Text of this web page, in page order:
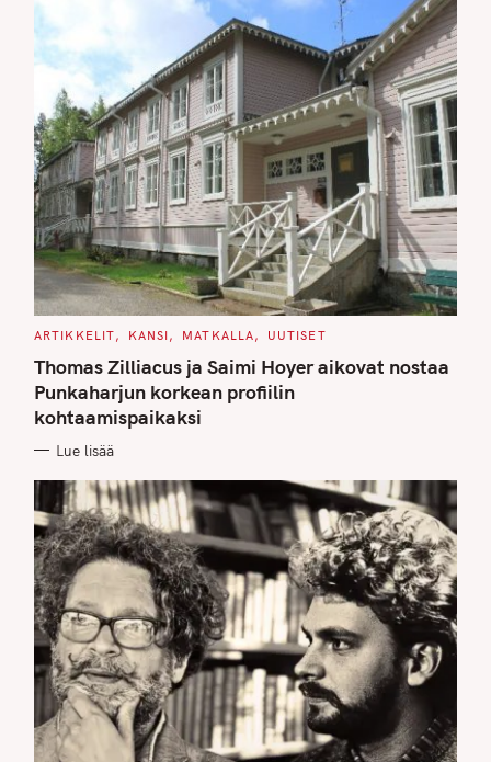
C
T
E
G
O
R
I
S
ARTIKKELIT KANSI MATKALLA UUTISET
Thomas Zilliacus ja Saimi Hoyer aikovat nostaa
Punkaharjun korkean profiilin
kohtaamispaikaksi
Lue lisää